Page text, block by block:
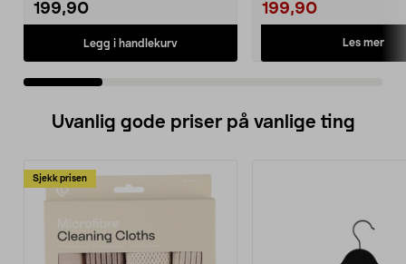
199,90
Legg i handlekurv
199,90
Les mer
Uvanlig gode priser på vanlige ting
Sjekk prisen